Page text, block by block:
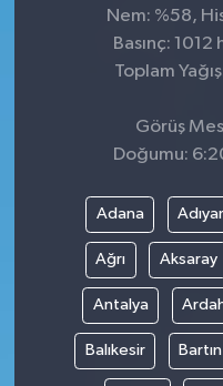
Nem: %58,
Basınç:
Toplam
Görüş
Doğumu:
Adana
Ağrı Aksaray
Antalya
Balıkesir Bartın